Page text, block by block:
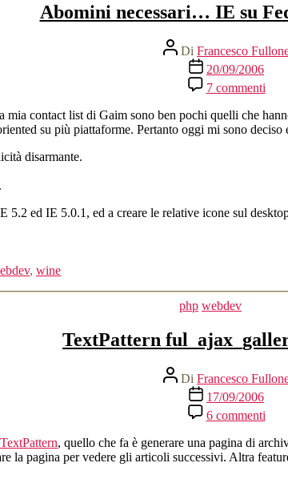
Abomini necessari… IE su
Autore
articolo
Di Francesco
Data
dell'articolo
20/09/2006
7 commentisu
IE
mia contact list di Gaim sono ben pochi quelli che
su più piattaforme. Pertanto oggi mi sono deciso
disarmante.
5.2 ed IE 5.0.1, ed a creare le relative icone sul
, wine
Categorie
php webdev
TextPattern
Autore
articolo
Di Francesco
Data
dell'articolo
17/09/2006
6 commentisu
TextPattern, quello che fa è generare una pagina di
la pagina per vedere gli articoli successivi. Altra